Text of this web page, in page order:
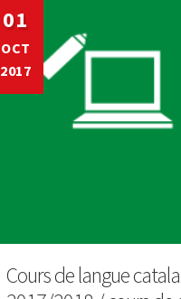
01
OCT
2017
Cours de langue